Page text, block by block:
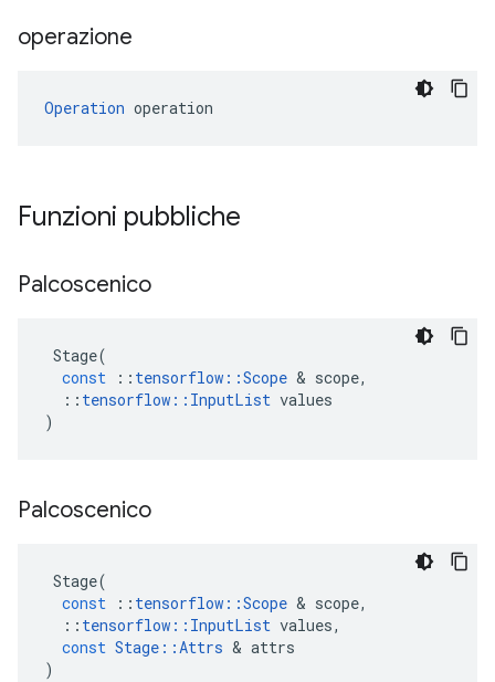
operazione
Operation operation
Funzioni pubbliche
Palcoscenico
Stage(
const
:: tensorflow ::Scope & scope,
:: tensorflow :: InputList values
)
Palcoscenico
Stage(
const
:: tensorflow ::Scope & scope,
:: tensorflow :: InputList values,
const Stage ::Attrs & attrs
)